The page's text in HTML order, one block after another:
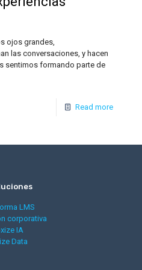
ojos grandes,
las conversaciones, y hacen
sentimos formando parte de
Read more
LMS
corporativa
IA
Data